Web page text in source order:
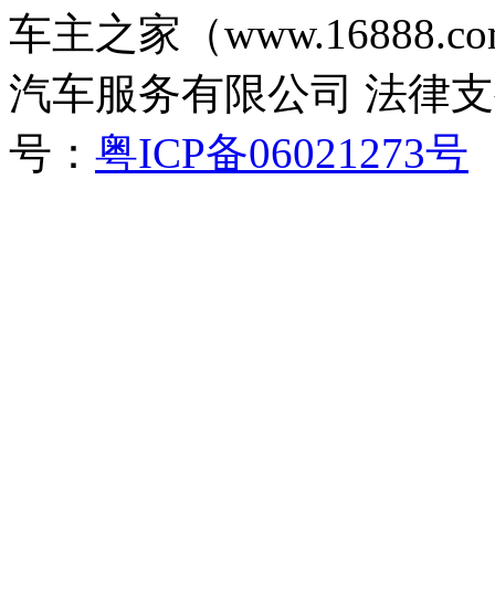
车主之家（
汽车服务有限公司 法律
号： 粤ICP备06021273号